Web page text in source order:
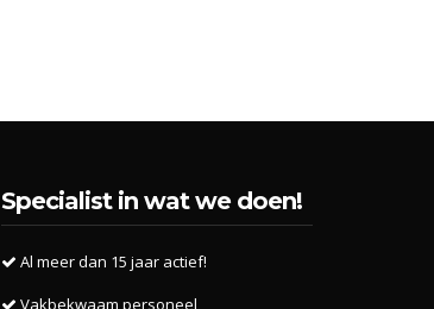
Specialist in wat we doen!
Al meer dan 15 jaar actief!
Vakbekwaam personeel